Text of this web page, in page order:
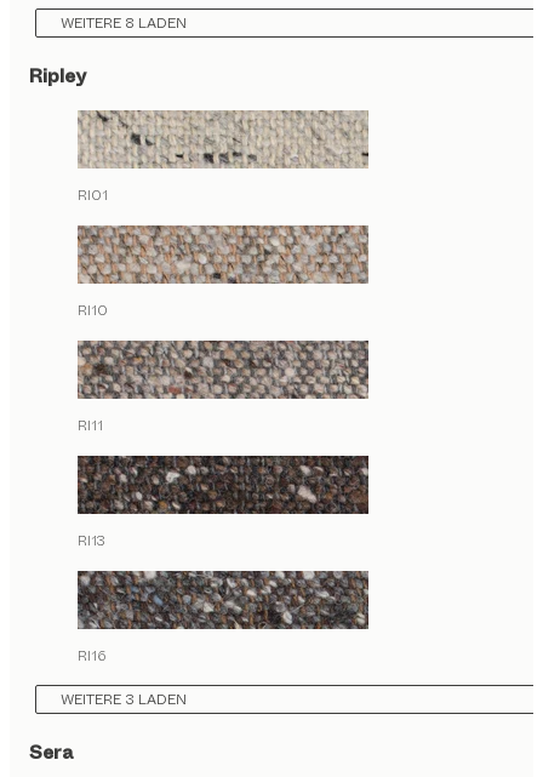
WEITERE 8 LADEN
Ripley
RI01
RI10
RI11
RI13
RI16
WEITERE 3 LADEN
Sera